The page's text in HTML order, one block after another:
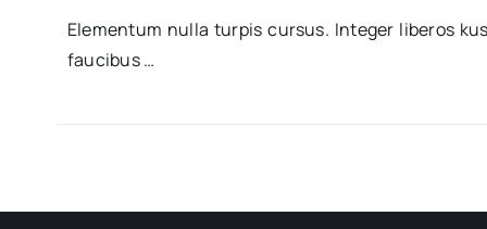
Ele­men­tum nulla tur­pis cur­sus. Inte­ger libe­ros
fau­ci­bus …